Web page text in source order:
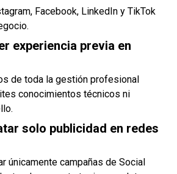
Facebook, LinkedIn y TikTok
experiencia previa en
de toda la gestión profesional
conocimientos técnicos ni
solo publicidad en redes
únicamente campañas de Social